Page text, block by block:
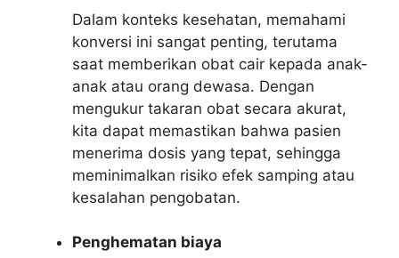
Dalam konteks kesehatan, memahami
konversi ini sangat penting, terutama
saat memberikan obat cair kepada anak-
anak atau orang dewasa. Dengan
mengukur takaran obat secara akurat,
kita dapat memastikan bahwa pasien
menerima dosis yang tepat, sehingga
meminimalkan risiko efek samping atau
kesalahan pengobatan.
Penghematan biaya